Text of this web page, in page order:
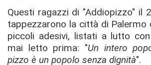
Questi ragazzi di "Addiopizzo" il
tappezzarono la città di Palermo
piccoli adesivi, listati a lutto
mai letto prima: "Un intero
pizzo è un popolo senza dignità".